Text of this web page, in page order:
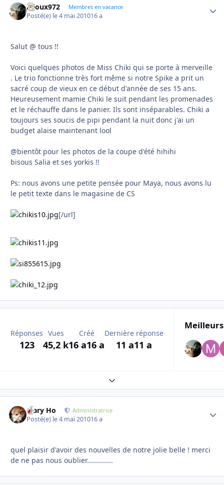
bijoux972 Membres en vacance
Posté(e) le 4 mai 201016 a
Salut @ tous !!
Voici quelques photos de Miss Chiki qui se porte à merveille
. Le trio fonctionne très fort même si notre Spike a prit un
sacré coup de vieux en ce début d'année de ses 15 ans.
Heureusement mamie Chiki le suit pendant les promenades
et le réchauffe dans le panier. Ils sont inséparables. Chiki a
toujours ses soucis de pipi pendant la nuit donc j'ai un
budget alaise maintenant lool
@bientôt pour les photos de la coupe d'été hihihi
bisous Salia et ses yorkis !!
Ps: nous avons une petite pensée pour Maya, nous avons lu
le petit texte dans le magasine de CS
[/url]
Réponses
123
Vues
45,2 k
Créé
16 a16 a
Dernière réponse
11 a11 a
Expand topic overview
Mary Ho Administratrice
Posté(e) le 4 mai 201016 a
quel plaisir d'avoir des nouvelles de notre jolie belle ! merci
de ne pas nous oublier.............